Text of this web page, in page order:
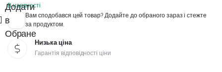
В наявності
Вам сподобався цей товар? Додайте до обраного зараз і стежте
за продуктом.
Додати
в
Обране
Низька ціна
Гарантія відповідності ціни